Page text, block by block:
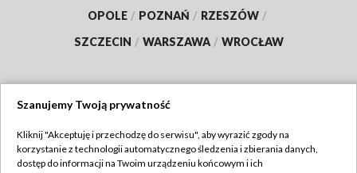
OPOLE / POZNAŃ / RZESZÓW /
SZCZECIN / WARSZAWA / WROCŁAW
TVP
Szanujemy Twoją prywatność
Kliknij "Akceptuję i przechodzę do serwisu", aby wyrazić zgody na
korzystanie z technologii automatycznego śledzenia i zbierania danych,
dostęp do informacji na Twoim urządzeniu końcowym i ich